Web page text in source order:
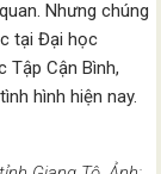
Nhưng chúng
tại Đại học
Tập Cận Bình,
hình hiện nay.